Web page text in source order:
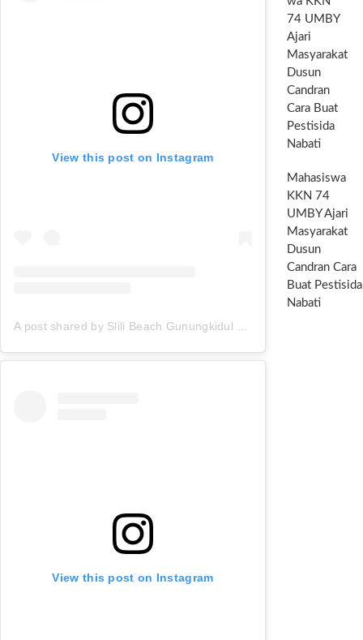
View this post on Instagram
View this post on Instagram
Mahasiswa
KKN 74
UMBY Ajari
Masyarakat
Dusun
Candran Cara
Buat Pestisida
Nabati